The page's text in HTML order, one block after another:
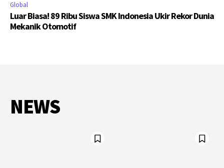
Global
Luar Biasa! 89 Ribu Siswa SMK Indonesia Ukir Rekor Dunia
Mekanik Otomotif
NEWS